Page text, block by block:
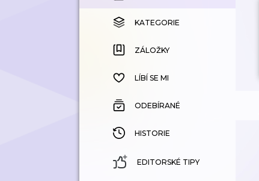
KATEGORIE
ZÁLOŽKY
HISTORIE
KATEGORIE
ZÁLOŽKY
LÍBÍ SE MI
ODEBÍRANÉ
HISTORIE
EDITORSKÉ TIPY